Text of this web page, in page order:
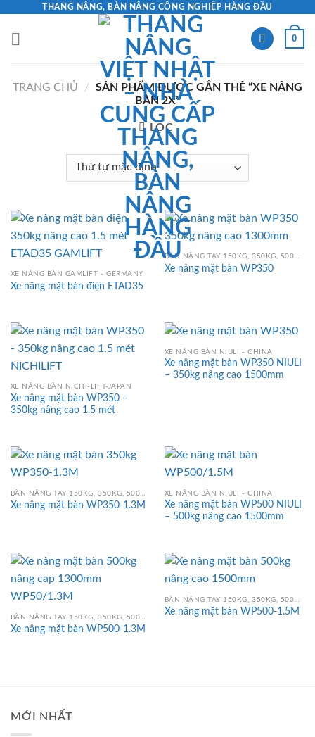
content
THANG NÂNG, BÀN NÂNG CÔNG NGHIỆP HÀNG ĐẦU
0
TRANG CHỦ /
SẢN PHẨM ĐƯỢC GẮN THẺ “XE NÂNG
BÀN 2X”
LỌC
XE NÂNG BÀN GAMLIFT - GERMANY
Xe nâng mặt bàn điện ETAD35
BÀN NÂNG TAY 150KG, 350KG, 500KG, 750KG, 800KG, 1000KG
Xe nâng mặt bàn WP350
XE NÂNG BÀN NICHI-LIFT-JAPAN
Xe nâng mặt bàn WP350 –
350kg nâng cao 1.5 mét
XE NÂNG BÀN NIULI - CHINA
Xe nâng mặt bàn WP350 NIULI
– 350kg nâng cao 1500mm
Xe nâng mặt bàn WP350-1.3M
XE NÂNG BÀN NIULI - CHINA
Xe nâng mặt bàn WP500 NIULI
– 500kg nâng cao 1500mm
Xe nâng mặt bàn WP500-1.3M
Xe nâng mặt bàn WP500-1.5M
MỚI NHẤT